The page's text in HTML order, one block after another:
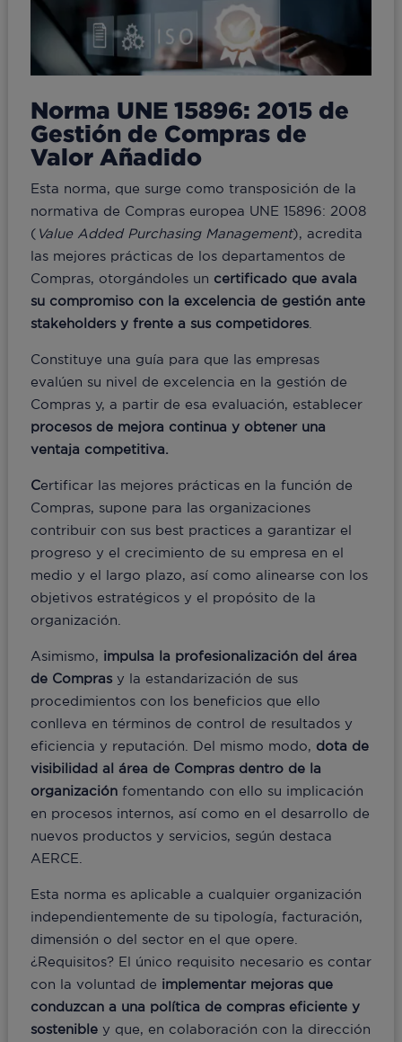
Norma UNE 15896: 2015 de
Gestión de Compras de
Valor Añadido
Esta norma, que surge como transposición de la
normativa de Compras europea UNE 15896: 2008
( Value Added Purchasing Management), acredita
las mejores prácticas de los departamentos de
Compras, otorgándoles un certificado que avala
su compromiso con la excelencia de gestión ante
stakeholders y frente a sus competidores.
Constituye una guía para que las empresas
evalúen su nivel de excelencia en la gestión de
Compras y, a partir de esa evaluación, establecer
procesos de mejora continua y obtener una
ventaja competitiva.
Certificar las mejores prácticas en la función de
Compras, supone para las organizaciones
contribuir con sus best practices a garantizar el
progreso y el crecimiento de su empresa en el
medio y el largo plazo, así como alinearse con los
objetivos estratégicos y el propósito de la
organización.
Asimismo, impulsa la profesionalización del área
de Compras y la estandarización de sus
procedimientos con los beneficios que ello
conlleva en términos de control de resultados y
eficiencia y reputación. Del mismo modo, dota de
visibilidad al área de Compras dentro de la
organización fomentando con ello su implicación
en procesos internos, así como en el desarrollo de
nuevos productos y servicios, según destaca
AERCE.
Esta norma es aplicable a cualquier organización
independientemente de su tipología, facturación,
dimensión o del sector en el que opere.
¿Requisitos? El único requisito necesario es contar
con la voluntad de implementar mejoras que
conduzcan a una política de compras eficiente y
sostenibley que, en colaboración con la dirección